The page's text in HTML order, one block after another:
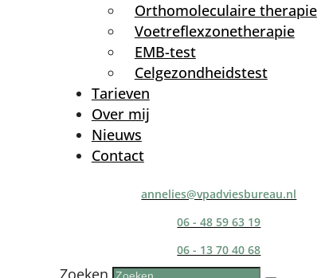
Orthomoleculaire therapie
Voetreflexzonetherapie
EMB-test
Celgezondheidstest
Tarieven
Over mij
Nieuws
Contact
annelies@vpadviesbureau.nl
06 - 48 59 63 19
06 - 13 70 40 68
Zoeken